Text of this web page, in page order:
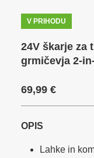
V PRIHODU
24V škarje za
grmičevja 2-
69,99 €
OPIS
Lahke in